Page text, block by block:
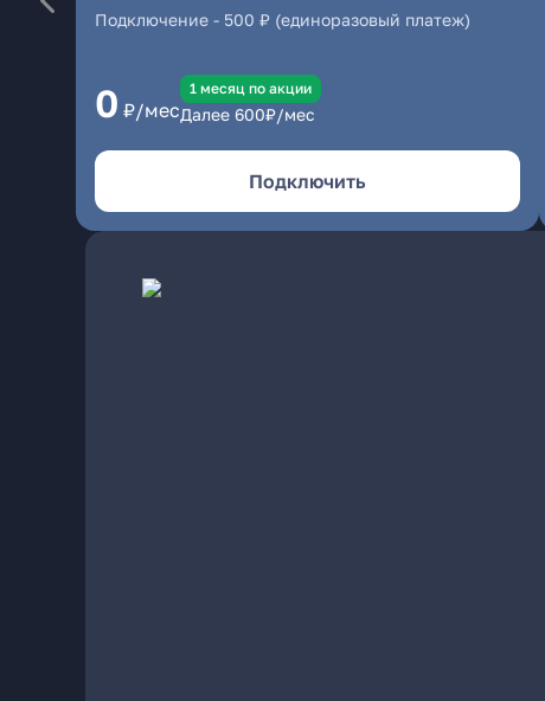
Подключение - 500 ₽ (единоразовый платеж)
0 ₽/мес
1 месяц по акции
Далее 600₽/мес
Подключить